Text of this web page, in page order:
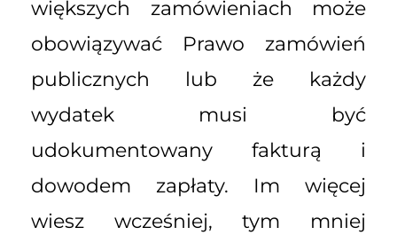
większych zamówieniach może
obowiązywać Prawo zamówień
publicznych lub że każdy
wydatek musi być
udokumentowany fakturą i
dowodem zapłaty. Im więcej
wiesz wcześniej, tym mniej